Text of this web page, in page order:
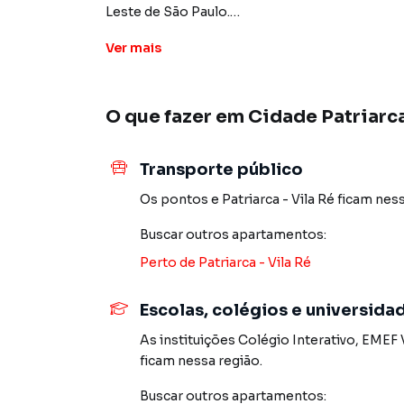
Leste de São Paulo.
Apartamento com 52 m² de área privativa,
Sala para 02 ambientes
Banheiro social
Área de serviço
01 vaga de garagem
Destaque especial: ampla sacada com
espaço perfeito para momentos de lazer e
Localizado na Rua Cachoeiro de Itapemirim,
infraestrutura, próximo a comércios,
Distâncias:
Ver mais
O que fazer em Cidade
Transporte público
Os pontos e Patriarca - Vila Ré ficam
Buscar outros apartamentos:
Perto de Patriarca - Vila Ré
Escolas, colégios e
As instituições Colégio Interativo, EMEF
ficam nessa região.
Buscar outros apartamentos: